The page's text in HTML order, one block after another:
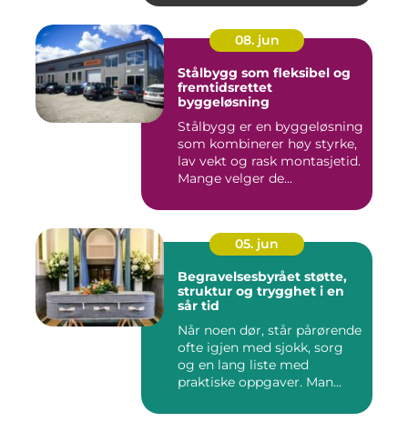
08. jun
Stålbygg som fleksibel og
fremtidsrettet
byggeløsning
Stålbygg er en byggeløsning
som kombinerer høy styrke,
lav vekt og rask montasjetid.
Mange velger de...
05. jun
Begravelsesbyrået støtte,
struktur og trygghet i en
sår tid
Når noen dør, står pårørende
ofte igjen med sjokk, sorg
og en lang liste med
praktiske oppgaver. Man...